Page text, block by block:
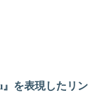
を表現したリン